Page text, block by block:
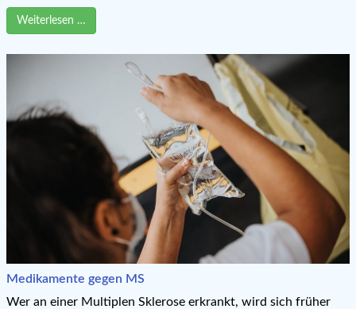
Weiterlesen …
Medikamente gegen MS
Wer an einer Multiplen Sklerose erkrankt, wird sich früher